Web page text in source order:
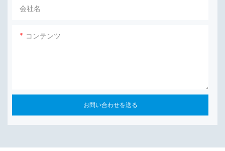
会社名
コンテンツ
お問い合わせを送る